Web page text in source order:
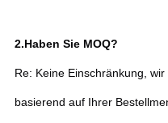
2.Haben Sie MOQ?
Re: Keine Einschränkung,
basierend auf Ihrer